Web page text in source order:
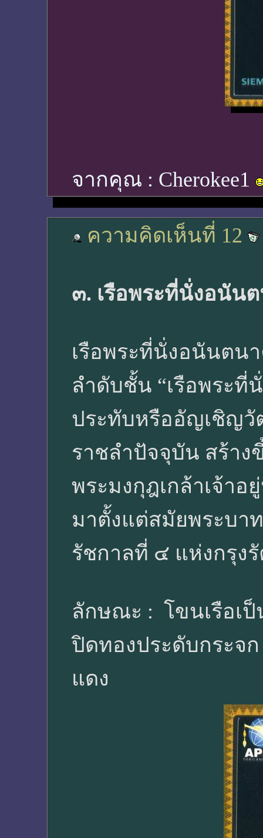
จากคุณ : Cherokee1
ความคิดเห็นที่ 12
๓. เรือพระที่นั่งอนัน
เรือพระที่นั่งอนันตน
ลำดับชั้น “เรือพระที่
ประทับหรืออัญเชิญ
ราชลำปัจจุบัน สร้า
พระมงกุฎเกล้าเจ้า
มาตั้งแต่สมัยพระบา
รัชกาลที่ ๔ แห่งกรุง
ลักษณะ : โขนเรือเ
ปิดทองประดับกระจ
แดง